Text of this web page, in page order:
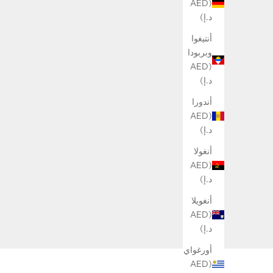
(AED
د.إ)
أنتيغوا
وبربودا
(AED
د.إ)
أندورا
(AED
د.إ)
أنغولا
(AED
د.إ)
أنغويلا
(AED
د.إ)
أورغواي
(AED